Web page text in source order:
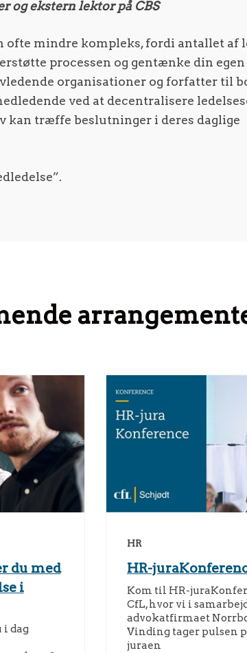
og ekstern lektor på CBS
mindre kompleks, fordi antallet af
processen og gentænke din
organisationer og forfatter til
ved at decentralisere
kan træffe beslutninger i deres daglige
du med
i
i dag
HR
HR-
Kom til HR-
CfL, hvor vi i
advokatfirmaet
Vinding tager pulsen
juraen